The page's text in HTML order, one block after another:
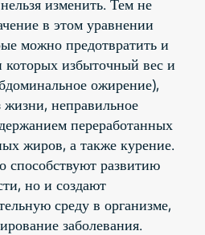
изменить. Тем не
в этом уравнении
можно предотвратить и
которых избыточный вес и
ожирение),
неправильное
переработанных
жиров, а также курение.
способствуют развитию
но и создают
среду в организме,
заболевания.